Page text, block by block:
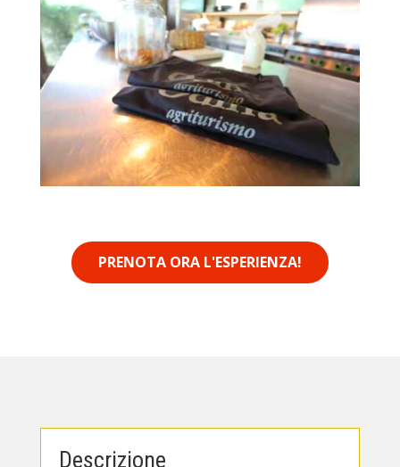
PRENOTA ORA L'ESPERIENZA!
Descrizione